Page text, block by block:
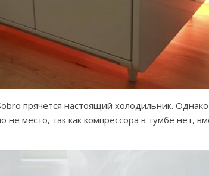
прячется настоящий холодильник. Однако
не место, так как компрессора в тумбе нет,